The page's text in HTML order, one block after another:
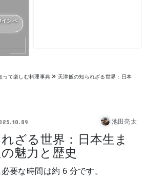
インペ
って楽しむ料理事典 » 天津飯の知られざる世界：日本
池田亮太
ざる世界：日本生ま
魅力と歴史
要な時間は約 6 分です。